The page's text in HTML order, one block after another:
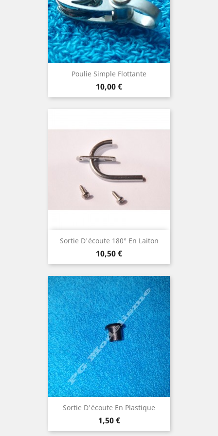
Poulie Simple Flottante
Prix
10,00 €
Sortie D'écoute 180° En Laiton
Prix
10,50 €
Sortie D'écoute En Plastique
Prix
1,50 €